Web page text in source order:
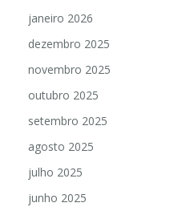
janeiro 2026
dezembro 2025
novembro 2025
outubro 2025
setembro 2025
agosto 2025
julho 2025
junho 2025